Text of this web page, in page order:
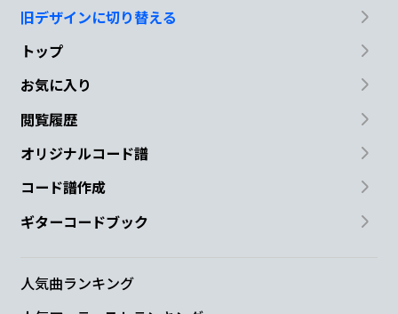
B
苦しい浮世を離れて
Em
G
楽園
F#7
楽園
旧デザインに切り替える
トップ
お気に入り
閲覧履歴
オリジナルコード譜
コード譜作成
ギターコードブック
人気曲ランキング